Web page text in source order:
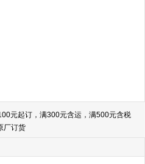
元起订，满300元含运，满500元含税
厂订货